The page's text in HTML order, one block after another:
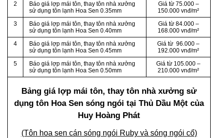
2
Báo giá lợp mái tôn, thay tôn nhà xưởng
sử dụng tôn lạnh Hoa Sen 0.35mm
Giá từ 75.000 –
150.000 vnđ/m²
3
Báo giá lợp mái tôn, thay tôn nhà xưởng
sử dụng tôn lạnh Hoa Sen 0.40mm
Giá từ 84.000 –
168.000 vnđ/m²
4
Báo giá lợp mái tôn, thay tôn nhà xưởng
sử dụng tôn lạnh Hoa Sen 0.45mm
Giá từ 96.000 –
192.000 vnđ/m²
5
Báo giá lợp mái tôn, thay tôn nhà xưởng
sử dụng tôn lạnh Hoa Sen 0.50mm
Giá từ 105.000 –
210.000 vnđ/m²
Bảng giá lợp mái tôn, thay tôn nhà xưởng sử
dụng tôn Hoa Sen sóng ngói tại Thủ Dầu Một của
Huy Hoàng Phát
(Tôn hoa sen cán sóng ngói Ruby và sóng ngói cổ)